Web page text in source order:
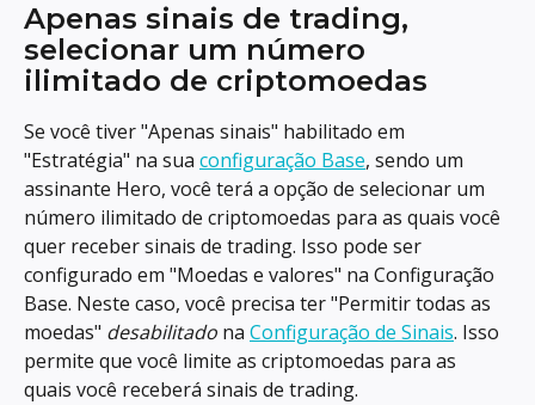
Apenas sinais de trading,
selecionar um número
ilimitado de criptomoedas
Se você tiver "Apenas sinais" habilitado em
"Estratégia" na sua configuração Base, sendo um
assinante Hero, você terá a opção de selecionar um
número ilimitado de criptomoedas para as quais você
quer receber sinais de trading. Isso pode ser
configurado em "Moedas e valores" na Configuração
Base. Neste caso, você precisa ter "Permitir todas as
moedas" desabilitado na Configuração de Sinais. Isso
permite que você limite as criptomoedas para as
quais você receberá sinais de trading.